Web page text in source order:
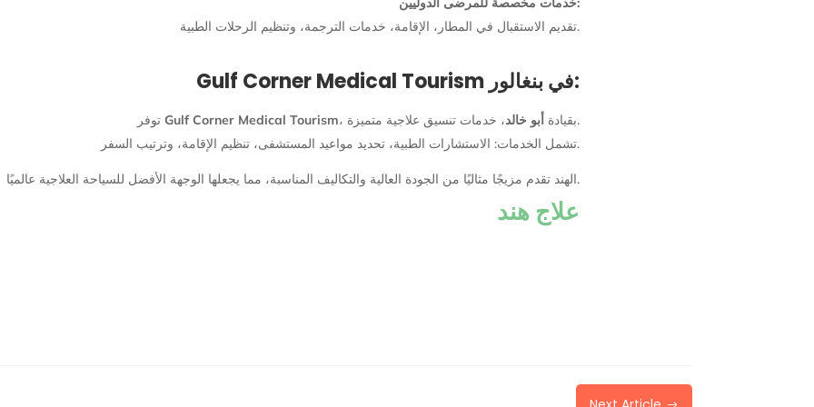
تقديم الاستقبال في المطار، الإقامة، خدمات الترجمة، وتنظيم الرحلات الطبية.
Gulf Corner Medical Tourism في بنغالور:
توفرGulf Corner Medical Tourism ، بقيادة أبو خالد
، خدمات تنسيق علاجية متميزة.
تشمل الخدمات: الاستشارات الطبية، تحديد مواعيد المستشفى، تنظيم الإقامة، وترتيب السفر.
الهند تقدم مزيجًا مثاليًا من الجودة العالية والتكاليف المناسبة، مما يجعلها الوجهة الأفضل للسياحة العلاجية عالميًا.
علاج هند